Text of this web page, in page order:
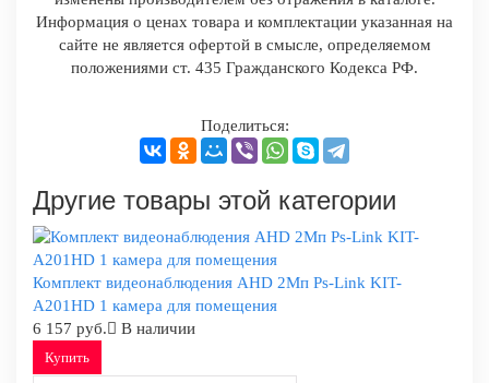
Информация о ценах товара и комплектации указанная на
сайте не является офертой в смысле, определяемом
положениями ст. 435 Гражданского Кодекса РФ.
Поделиться:
Другие товары этой категории
Комплект видеонаблюдения AHD 2Мп Ps-Link KIT-
A201HD 1 камера для помещения
6 157 руб.
В наличии
Купить